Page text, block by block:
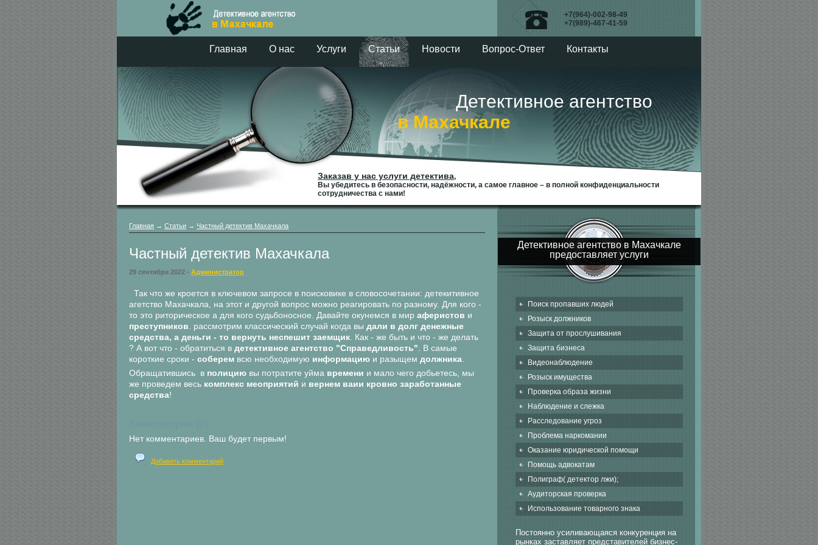
+7(964)-002-98-49
+7(989)-467-41-59
Главная О нас Услуги Статьи Новости Вопрос-Ответ Контакты
Детективное агентство
в Махачкале
Заказав у нас услуги детектива,
Вы убедитесь в безопасности, надёжности, а самое главное – в полной конфиденциальности
сотрудничества с нами!
Детективное агентство в Махачкале
предоставляет услуги
Поиск пропавших людей
Розыск должников
Защита от прослушивания
Защита бизнеса
Видеонаблюдение
Розыск имущества
Проверка образа жизни
Наблюдение и слежка
Расследование угроз
Проблема наркомании
Оказание юридической помощи
Помощь адвокатам
Полиграф( детектор лжи);
Аудиторская проверка
Использование товарного знака
Постоянно усиливающаяся конкуренция на
рынках заставляет представителей бизнес-
Главная → Статьи → Частный детектив Махачкала
Частный детектив Махачкала
29 сентября 2022 - Администратор
Так что же кроется в ключевом запросе в поисковике в словосочетании: детекитивное
агетство Махачкала, на этот и другой вопрос можно реагировать по разному. Для кого -
то это риторическое а для кого судьбоносное. Давайте окунемся в мир аферистов и
преступников . рассмотрим классический случай когда вы дали в долг денежные
средства, а деньги - то вернуть неспешит заемщик . Как - же быть и что - же делать
? А вот что - обратиться в детективное агентство "Справедливость" . В самые
короткие сроки - соберем всю необходимую информацию и разыщем должника
Обращатившись в полицию вы потратите уйма времени и мало чего добьетесь, мы
же проведем весь комплекс меоприятий и вернем ваии кровно заработанные
средства!
Нет комментариев. Ваш будет первым!
Добавить комментарий